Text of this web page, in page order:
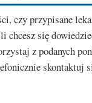
czy przypisane
chcesz się
z podanych
skontaktuj